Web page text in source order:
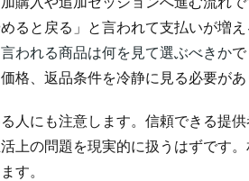
ると戻る」と言われて支払いが増
言われる商品は何を見て選ぶべきか
格、返品条件を冷静に見る必要があ
人にも注意します。信頼できる提
上の問題を現実的に扱うはずです
す。